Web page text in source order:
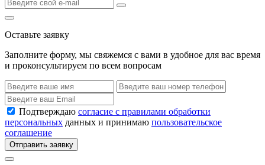
Оставьте заявку
Заполните форму, мы свяжемся с вами в удобное для вас время
и проконсультируем по всем вопросам
Подтверждаю согласие с правилами обработки
персональных данных и принимаю пользовательское
соглашение
Отправить заявку